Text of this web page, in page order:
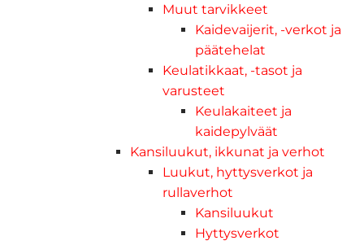
Muut tarvikkeet
Kaidevaijerit, -verkot ja
päätehelat
Keulatikkaat, -tasot ja
varusteet
Keulakaiteet ja
kaidepylväät
Kansiluukut, ikkunat ja verhot
Luukut, hyttysverkot ja
rullaverhot
Kansiluukut
Hyttysverkot